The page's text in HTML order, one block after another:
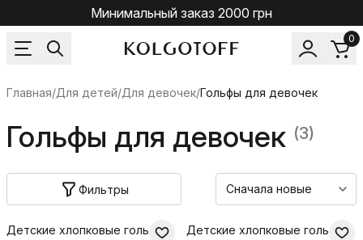
Минимальный заказ 2000 грн
0
Главная/Для детей/Для девочек/Гольфы для девочек
Гольфы для девочек (3)
Фильтры
Детские хлопковые гольфы
Детские хлопковые гольфы